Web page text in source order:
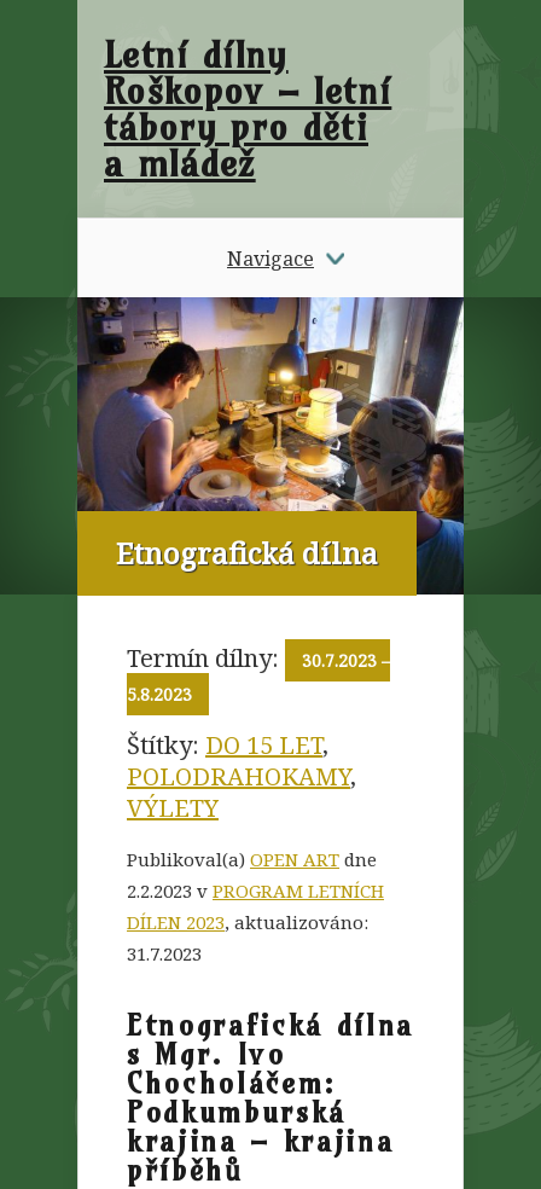
Letní dílny
Roškopov – letní
tábory pro děti
a mládež
Navigace
Etnografická dílna
Termín dílny: 30.7.2023 –
5.8.2023
Štítky: DO 15 LET,
POLODRAHOKAMY,
VÝLETY
Publikoval(a) OPEN ART dne
2.2.2023 v PROGRAM LETNÍCH
DÍLEN 2023, aktualizováno:
31.7.2023
Etnografická dílna
s Mgr. Ivo
Chocholáčem:
Podkumburská
krajina – krajina
příběhů